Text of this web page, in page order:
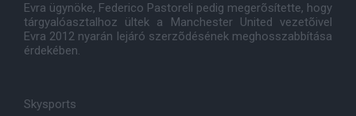
Evra ügynöke, Federico Pastoreli pedig megerõsítette, hogy
tárgyalóasztalhoz ültek a Manchester United vezetõivel
Evra 2012 nyarán lejáró szerzõdésének meghosszabbítása
érdekében.
Skysports